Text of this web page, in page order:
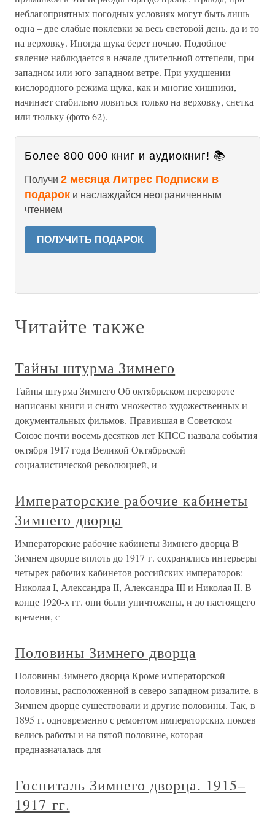
неблагоприятных погодных условиях могут быть лишь
одна – две слабые поклевки за весь световой день, да и то
на верховку. Иногда щука берет ночью. Подобное
явление наблюдается в начале длительной оттепели, при
западном или юго-западном ветре. При ухудшении
кислородного режима щука, как и многие хищники,
начинает стабильно ловиться только на верховку, снетка
или тюльку (фото 62).
Более 800 000 книг и аудиокниг! 📚
Получи 2 месяца Литрес Подписки в
подарок и наслаждайся неограниченным
чтением
ПОЛУЧИТЬ ПОДАРОК
Читайте также
Тайны штурма Зимнего
Тайны штурма Зимнего Об октябрьском перевороте
написаны книги и снято множество художественных и
документальных фильмов. Правившая в Советском
Союзе почти восемь десятков лет КПСС назвала события
октября 1917 года Великой Октябрьской
социалистической революцией, и
Императорские рабочие кабинеты
Зимнего дворца
Императорские рабочие кабинеты Зимнего дворца В
Зимнем дворце вплоть до 1917 г. сохранялись интерьеры
четырех рабочих кабинетов российских императоров:
Николая I, Александра II, Александра III и Николая II. В
конце 1920-х гг. они были уничтожены, и до настоящего
времени, с
Половины Зимнего дворца
Половины Зимнего дворца Кроме императорской
половины, расположенной в северо-западном ризалите, в
Зимнем дворце существовали и другие половины. Так, в
1895 г. одновременно с ремонтом императорских покоев
велись работы и на пятой половине, которая
предназначалась для
Госпиталь Зимнего дворца. 1915–
1917 гг.